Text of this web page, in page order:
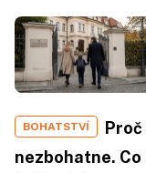
BOHATSTVÍ
nezbohatne.